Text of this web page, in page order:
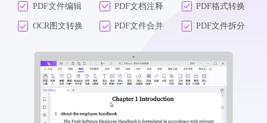
PDF文件编辑 PDF文档注释 PDF格式转换
OCR图文转换 PDF文件合并 PDF文件拆分